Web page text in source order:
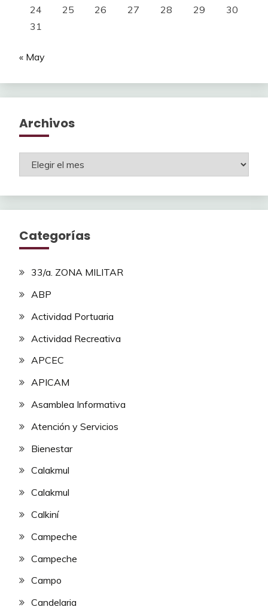
24
25 26 27 28 29
30
31
« May
Archivos
Archivos
Categorías
33/a. ZONA MILITAR
ABP
Actividad Portuaria
Actividad Recreativa
APCEC
APICAM
Asamblea Informativa
Atención y Servicios
Bienestar
Calakmul
Calakmul
Calkiní
Campeche
Campeche
Campo
Candelaria